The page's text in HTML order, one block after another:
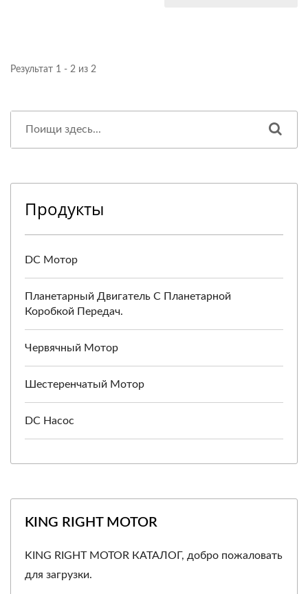
Результат 1 - 2 из 2
Продукты
DC Мотор
Планетарный Двигатель С Планетарной
Коробкой Передач.
Червячный Мотор
Шестеренчатый Мотор
DC Насос
KING RIGHT MOTOR
KING RIGHT MOTOR КАТАЛОГ, добро пожаловать
для загрузки.